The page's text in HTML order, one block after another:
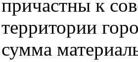
причастны к
территории
сумма